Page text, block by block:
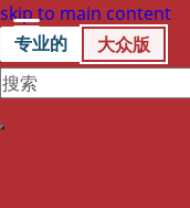
skip to main content
专业的
大众版